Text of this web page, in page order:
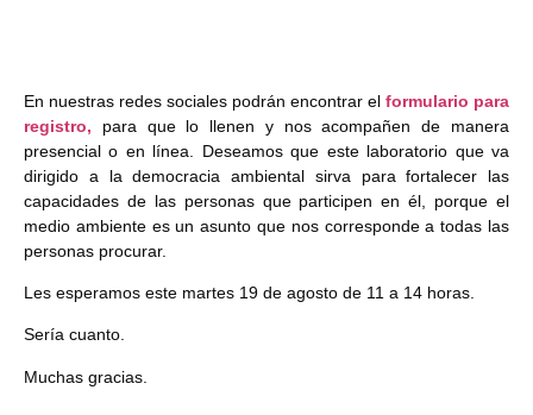
En nuestras redes sociales podrán encontrar el formulario para
registro, para que lo llenen y nos acompañen de manera
presencial o en línea. Deseamos que este laboratorio que va
dirigido a la democracia ambiental sirva para fortalecer las
capacidades de las personas que participen en él, porque el
medio ambiente es un asunto que nos corresponde a todas las
personas procurar.
Les esperamos este martes 19 de agosto de 11 a 14 horas.
Sería cuanto.
Muchas gracias.